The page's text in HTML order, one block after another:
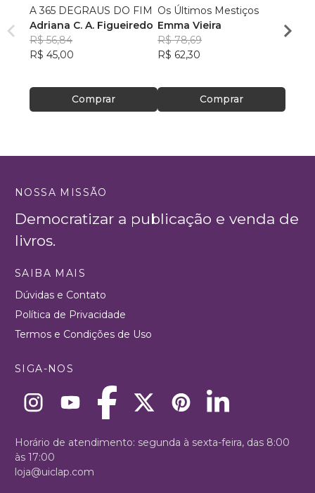
A 365 DEGRAUS DO FIM
Adriana C. A. Figueiredo
R$ 56,84
R$ 45,00
Comprar
Os Últimos Mestiços
Emma Vieira
R$ 78,69
R$ 62,30
Comprar
que
que
NOSSA MISSÃO
Democratizar a publicação e venda de
livros.
SAIBA MAIS
Dúvidas e Contato
Política de Privacidade
Termos e Condições de Uso
SIGA-NOS
Horário de atendimento: segunda à sexta-feira, das 8:00
às 17:00
loja@uiclap.com